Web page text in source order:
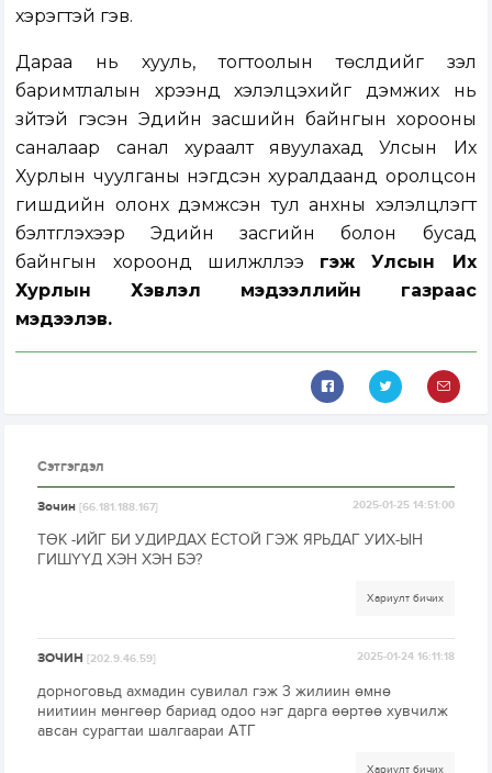
хэрэгтэй гэв.
Дараа нь хууль, тогтоолын төслүүдийг үзэл
баримтлалын хүрээнд хэлэлцэхийг дэмжих нь
зүйтэй гэсэн Эдийн засшийн байнгын хорооны
саналаар санал хураалт явуулахад Улсын Их
Хурлын чуулганы нэгдсэн хуралдаанд оролцсон
гишүүдийн олонх дэмжсэн тул анхны хэлэлцүүлэгт
бэлтгүүлэхээр Эдийн засгийн болон бусад
байнгын хороонд шилжүүллээ гэж Улсын Их
Хурлын Хэвлэл мэдээллийн газраас
мэдээлэв.
Сэтгэгдэл
Зочин[66.181.188.167] 2025-01-25 14:51:00
ТӨК -ИЙГ БИ УДИРДАХ ЁСТОЙ ГЭЖ ЯРЬДАГ УИХ-ЫН
ГИШҮҮД ХЭН ХЭН БЭ?
Хариулт бичих
ЗОЧИН[202.9.46.59] 2025-01-24 16:11:18
дорноговьд ахмадин сувилал гэж 3 жилиин өмнө
ниитиин мөнгөөр бариад одоо нэг дарга өөртөө хувчилж
авсан сурагтаи шалгаараи АТГ
Хариулт бичих